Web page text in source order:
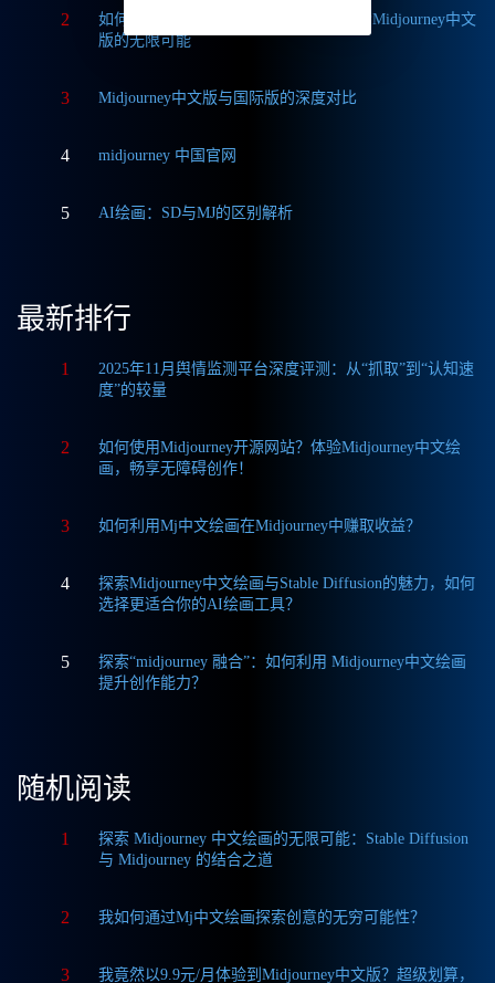
2
如何轻松实现Midjourney本地部署？探索Midjourney中文
版的无限可能
3 Midjourney中文版与国际版的深度对比
4 midjourney 中国官网
5 AI绘画：SD与MJ的区别解析
最新排行
1
2025年11月舆情监测平台深度评测：从“抓取”到“认知速
度”的较量
2
如何使用Midjourney开源网站？体验Midjourney中文绘
画，畅享无障碍创作！
3 如何利用Mj中文绘画在Midjourney中赚取收益？
4
探索Midjourney中文绘画与Stable Diffusion的魅力，如何
选择更适合你的AI绘画工具？
5
探索“midjourney 融合”：如何利用 Midjourney中文绘画
提升创作能力？
随机阅读
1
探索 Midjourney 中文绘画的无限可能：Stable Diffusion
与 Midjourney 的结合之道
2 我如何通过Mj中文绘画探索创意的无穷可能性？
3 我竟然以9.9元/月体验到Midjourney中文版？超级划算，